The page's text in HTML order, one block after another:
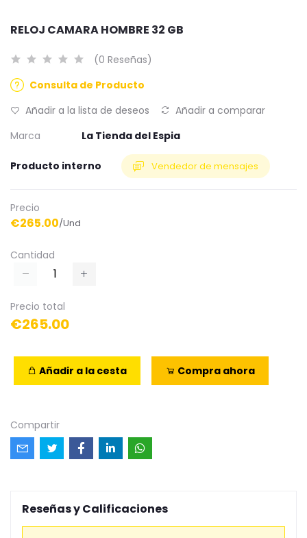
RELOJ CAMARA HOMBRE 32 GB
(0 Reseñas)
Consulta de Producto
Añadir a la lista de deseos
Añadir a comparar
Marca
La Tienda del Espia
Producto interno Vendedor de mensajes
Precio
€265.00/Und
Cantidad
Precio total
€265.00
Añadir a la cesta Compra ahora
Compartir
Reseñas y Calificaciones